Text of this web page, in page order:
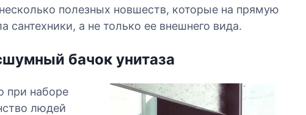
полезных новшеств, которые на прямую
сантехники, а не только ее внешнего вида.
бачок унитаза
при наборе
людей